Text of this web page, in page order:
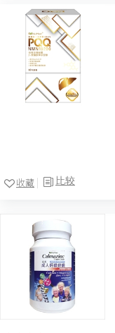
比较
收藏